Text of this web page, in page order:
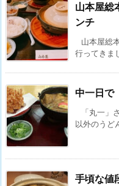
山本屋総
ンチ
山本屋総
行ってきま
中一日で
「丸一」
以外のうど
手頃な値